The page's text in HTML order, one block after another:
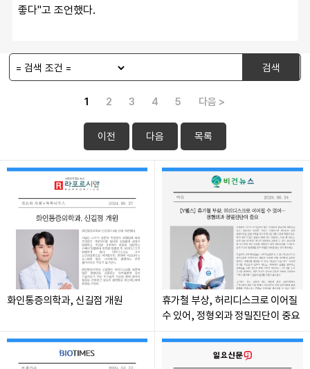
좋다"고 조언했다.
검색
1 2 3 4 5 다음 >
이전 다음 목록
화인통증의학과, 신길점 개원
휴가철 부상, 허리디스크로 이어질
수 있어, 정형외과 정밀진단이 중요